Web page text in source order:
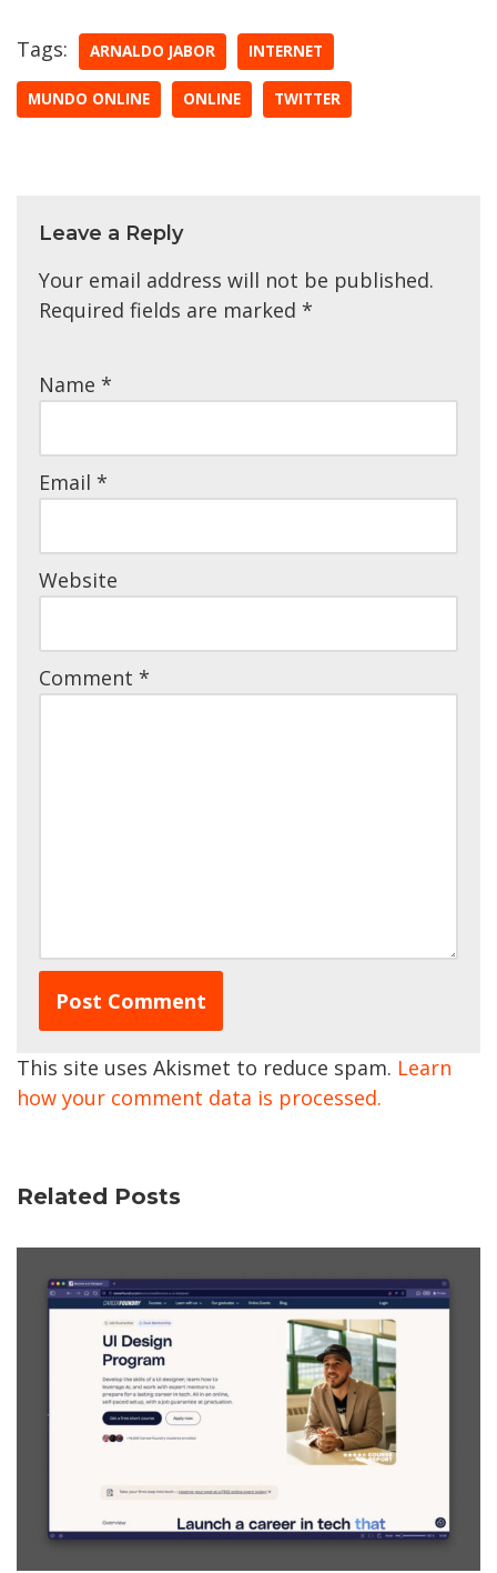
Tags: ARNALDO JABOR INTERNET
MUNDO ONLINE ONLINE TWITTER
Leave a Reply
Your email address will not be published.
Required fields are marked *
Name *
Email *
Website
Comment *
This site uses Akismet to reduce spam. Learn
how your comment data is processed.
Related Posts